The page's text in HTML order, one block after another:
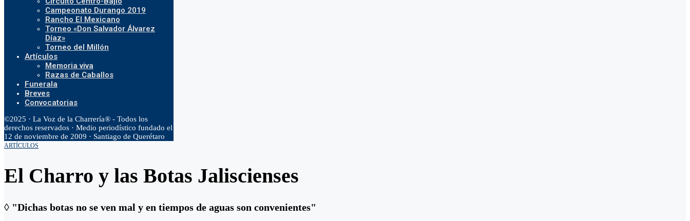
Campeonato Durango 2019
Rancho El Mexicano
Torneo «Don Salvador Álvarez
Díaz»
Torneo del Millón
Artículos
Memoria viva
Razas de Caballos
Funerala
Breves
Convocatorias
©2025 · La Voz de la Charrería® - Todos los
derechos reservados · Medio periodístico fundado el
12 de noviembre de 2009 · Santiago de Querétaro
ARTÍCULOS
El Charro y las Botas Jaliscienses
◊ "Dichas botas no se ven mal y en tiempos de aguas son convenientes"